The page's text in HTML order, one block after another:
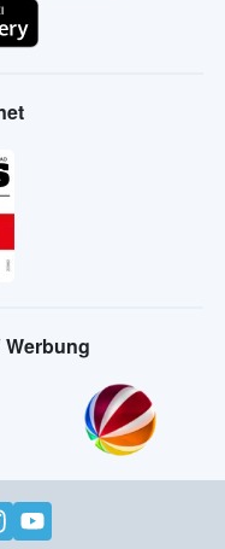
Werbung